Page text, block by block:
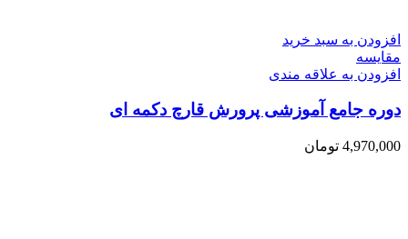
افزودن به سبد خرید
مقایسه
افزودن به علاقه مندی
دوره جامع آموزشی پرورش قارچ دکمه ای
4,970,000 تومان